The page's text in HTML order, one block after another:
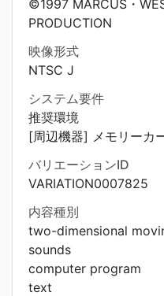
©1997 MARCUS・
PRODUCTION
映像形式
NTSC J
システム要件
推奨環境
[周辺機器] メモリーカ
バリエーションID
VARIATION0007825
内容種別
two-dimensional
sounds
computer program
text